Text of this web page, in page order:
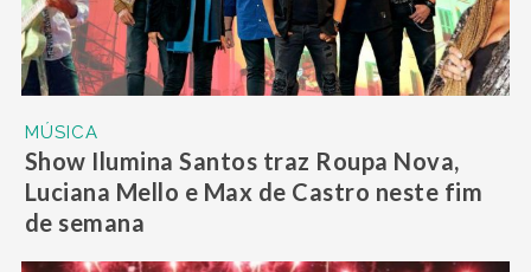
MÚSICA
Show Ilumina Santos traz Roupa Nova,
Luciana Mello e Max de Castro neste fim
de semana